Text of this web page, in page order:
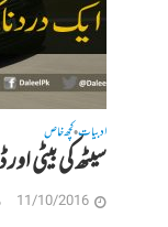
ادبیات•کچھ خاص
سیٹھ کی بیٹی اور
11/10/2016